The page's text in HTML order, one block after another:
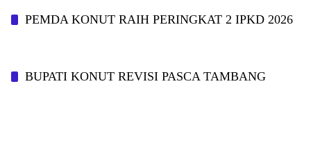
PEMDA KONUT RAIH PERINGKAT 2 IPKD 2026
BUPATI KONUT REVISI PASCA TAMBANG